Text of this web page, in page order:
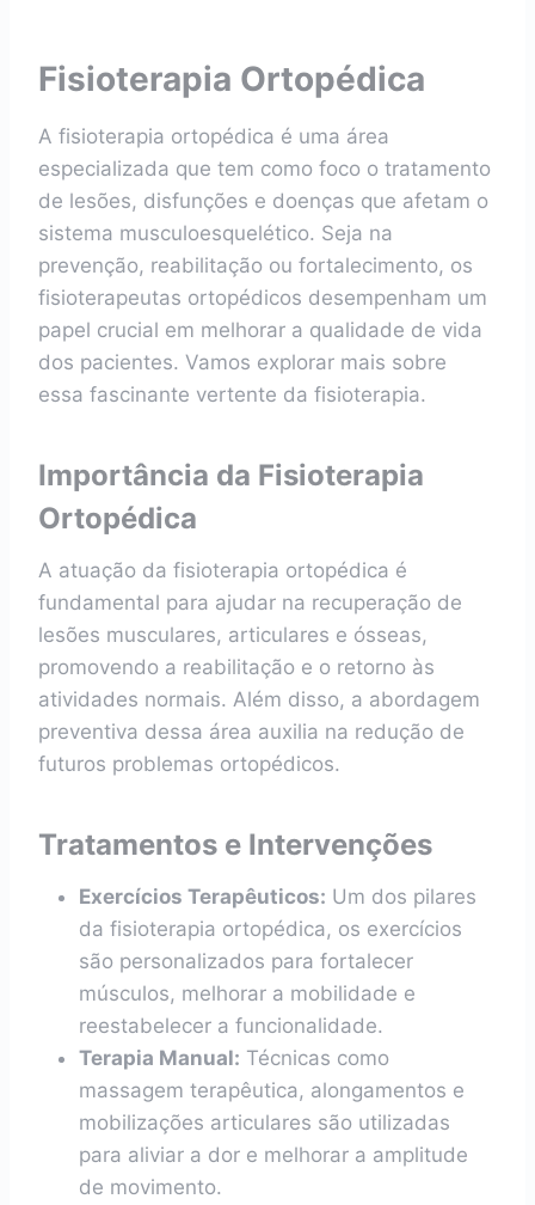
Fisioterapia Ortopédica
A fisioterapia ortopédica é uma área
especializada que tem como foco o tratamento
de lesões, disfunções e doenças que afetam o
sistema musculoesquelético. Seja na
prevenção, reabilitação ou fortalecimento, os
fisioterapeutas ortopédicos desempenham um
papel crucial em melhorar a qualidade de vida
dos pacientes. Vamos explorar mais sobre
essa fascinante vertente da fisioterapia.
Importância da Fisioterapia
Ortopédica
A atuação da fisioterapia ortopédica é
fundamental para ajudar na recuperação de
lesões musculares, articulares e ósseas,
promovendo a reabilitação e o retorno às
atividades normais. Além disso, a abordagem
preventiva dessa área auxilia na redução de
futuros problemas ortopédicos.
Tratamentos e Intervenções
Exercícios Terapêuticos: Um dos pilares
da fisioterapia ortopédica, os exercícios
são personalizados para fortalecer
músculos, melhorar a mobilidade e
reestabelecer a funcionalidade.
Terapia Manual: Técnicas como
massagem terapêutica, alongamentos e
mobilizações articulares são utilizadas
para aliviar a dor e melhorar a amplitude
de movimento.